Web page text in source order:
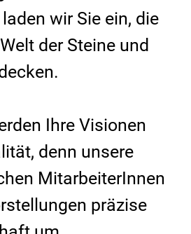
wir Sie ein, die
der Steine und
Ihre Visionen
denn unsere
MitarbeiterInnen
präzise